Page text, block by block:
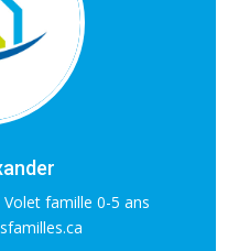
famille 0-5 ans